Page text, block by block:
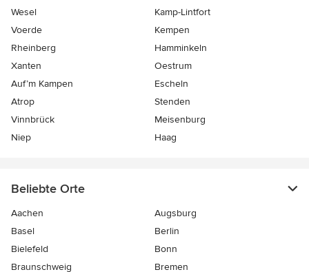
Wesel
Kamp-Lintfort
Voerde
Kempen
Rheinberg
Hamminkeln
Xanten
Oestrum
Auf’m Kampen
Escheln
Atrop
Stenden
Vinnbrück
Meisenburg
Niep
Haag
Beliebte Orte
Aachen
Augsburg
Basel
Berlin
Bielefeld
Bonn
Braunschweig
Bremen